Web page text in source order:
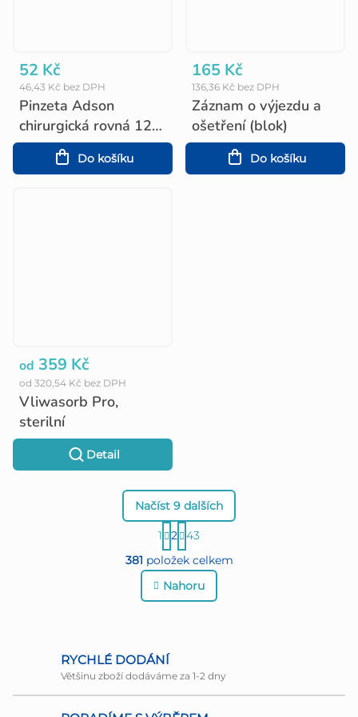
Pinzeta Adson
chirurgická rovná 12
cm
46,43 Kč bez DPH
52 Kč
Do košíku
Záznam o výjezdu a
ošetření (blok)
136,36 Kč bez DPH
165 Kč
Do košíku
Vliwasorb Pro,
sterilní
od 320,54 Kč bez DPH
od 359 Kč
Detail
O
v
l
a
Načíst 9 dalších
S
t
r
á
o
v
1 2
43
381 položek celkem
Nahoru
RYCHLÉ DODÁNÍ
Většinu zboží dodáváme za 1-2 dny